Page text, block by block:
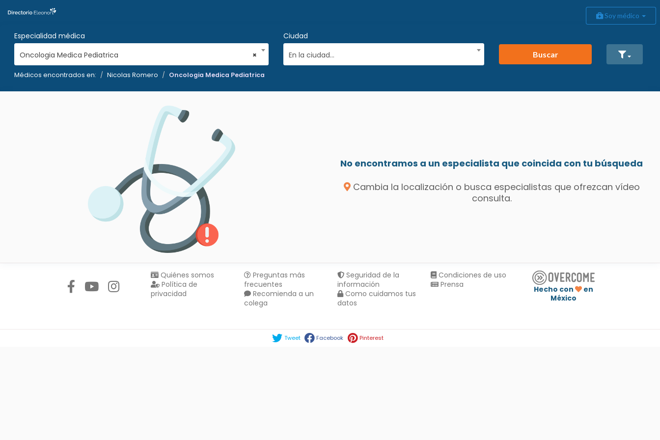
Soy médico
Especialidad médica
×
Oncologia Medica Pediatrica
Ciudad
En la ciudad...
Buscar
Médicos encontrados en: Nicolas Romero Oncologia Medica Pediatrica
No encontramos a un especialista que coincida con tu búsqueda
Cambia la localización o busca especialistas que ofrezcan vídeo
consulta.
Quiénes somos
Política de
privacidad
Preguntas más
frecuentes
Recomienda a un
colega
Seguridad de la
información
Como cuidamos tus
datos
Condiciones de uso
Prensa
Hecho con
en
México
Tweet Facebook Pinterest